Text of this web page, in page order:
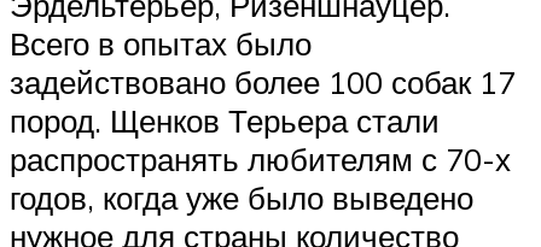
Всего в опытах было
задействовано более 100 собак 17
пород. Щенков Терьера стали
распространять любителям с 70-х
годов, когда уже было выведено
нужное для страны количество